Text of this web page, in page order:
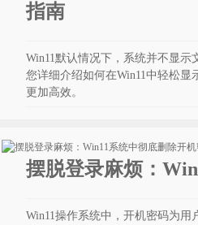
指南
Win11默认情况下，系统并不显
您详细介绍如何在Win11中轻松
更加高效。
摆脱登录麻烦：
Win11操作系统中，开机密码为